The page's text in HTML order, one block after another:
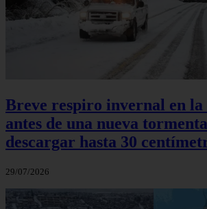
Breve respiro invernal en la
antes de una nueva
descargar hasta 30
29/07/2026